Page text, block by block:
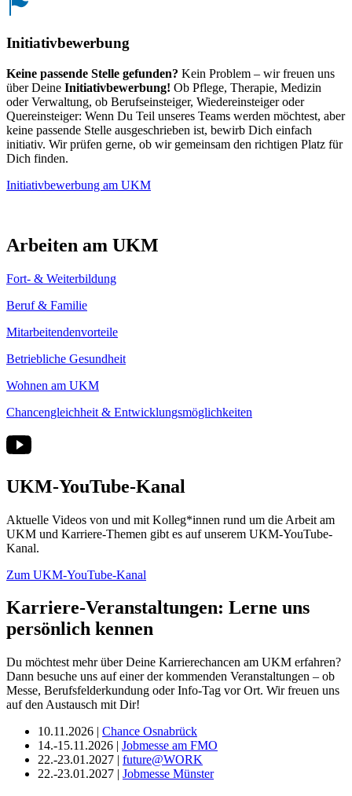
Initiativbewerbung
Keine passende Stelle gefunden? Kein Problem – wir freuen uns
über Deine Initiativbewerbung! Ob Pflege, Therapie, Medizin
oder Verwaltung, ob Berufseinsteiger, Wiedereinsteiger oder
Quereinsteiger: Wenn Du Teil unseres Teams werden möchtest, aber
keine passende Stelle ausgeschrieben ist, bewirb Dich einfach
initiativ. Wir prüfen gerne, ob wir gemeinsam den richtigen Platz für
Dich finden.
Initiativbewerbung am UKM
Arbeiten am UKM
Fort- & Weiterbildung
Beruf & Familie
Mitarbeitendenvorteile
Betriebliche Gesundheit
Wohnen am UKM
Chancengleichheit & Entwicklungsmöglichkeiten
UKM-YouTube-Kanal
Aktuelle Videos von und mit Kolleg*innen rund um die Arbeit am
UKM und Karriere-Themen gibt es auf unserem UKM-YouTube-
Kanal.
Zum UKM-YouTube-Kanal
Karriere-Veranstaltungen: Lerne uns
persönlich kennen
Du möchtest mehr über Deine Karrierechancen am UKM erfahren?
Dann besuche uns auf einer der kommenden Veranstaltungen – ob
Messe, Berufsfelderkundung oder Info-Tag vor Ort. Wir freuen uns
auf den Austausch mit Dir!
10.11.2026 | Chance Osnabrück
14.-15.11.2026 | Jobmesse am FMO
22.-23.01.2027 | future@WORK
22.-23.01.2027 | Jobmesse Münster